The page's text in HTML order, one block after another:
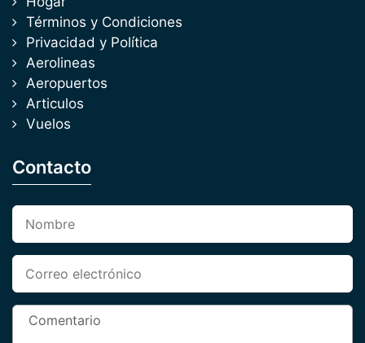
Términos y Condiciones
Privacidad y Política
Aerolineas
Aeropuertos
Articulos
Vuelos
Contacto